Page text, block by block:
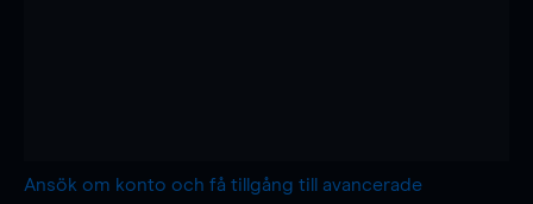
Ansök om konto och få tillgång till avancerade